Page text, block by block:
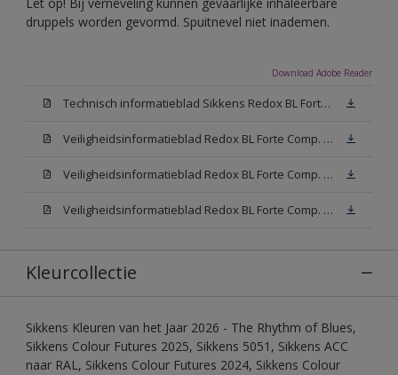
druppels worden gevormd. Spuitnevel niet inademen.
Download Adobe Reader
Technisch informatieblad Sikkens Redox BL Forte (PDF)
Veiligheidsinformatieblad Redox BL Forte Comp. B (MSDS)
Veiligheidsinformatieblad Redox BL Forte Comp. -A W05 (MSDS)
Veiligheidsinformatieblad Redox BL Forte Comp. -A N00 (MSDS)
Kleurcollectie
Sikkens Kleuren van het Jaar 2026 - The Rhythm of Blues,
Sikkens Colour Futures 2025, Sikkens 5051, Sikkens ACC
naar RAL, Sikkens Colour Futures 2024, Sikkens Colour